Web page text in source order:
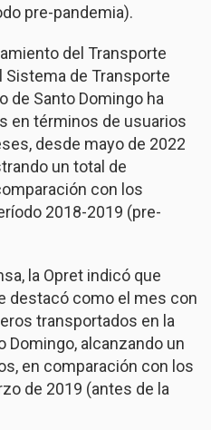
pre-pandemia).
del Transporte
Sistema de Transporte
de Santo Domingo ha
en términos de usuarios
desde mayo de 2022
un total de
con los
2018-2019 (pre-
la Opret indicó que
destacó como el mes con
transportados en la
Domingo, alcanzando un
en comparación con los
de 2019 (antes de la